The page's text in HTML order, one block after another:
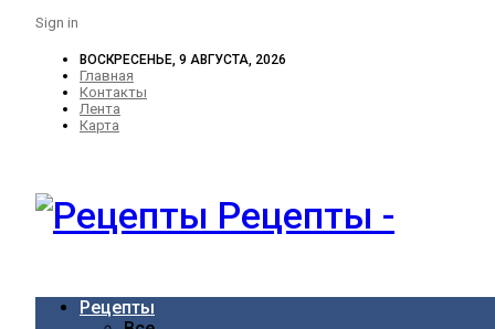
Sign in
ВОСКРЕСЕНЬЕ, 9 АВГУСТА, 2026
Главная
Контакты
Лента
Карта
Рецепты -
Рецепты